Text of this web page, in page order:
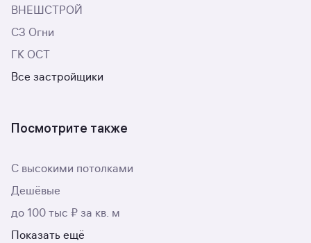
ВНЕШСТРОЙ
СЗ Огни
ГК ОСТ
Все застройщики
Посмотрите также
С высокими потолками
Дешёвые
до 100 тыс ₽ за кв. м
Показать ещё